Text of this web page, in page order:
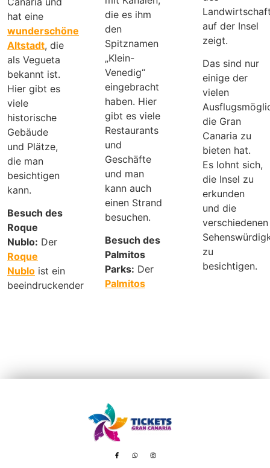
hat eine
wunderschöne
Altstadt, die
als Vegueta
bekannt ist.
Hier gibt es
viele
historische
Gebäude
und Plätze,
die man
besichtigen
kann.
Besuch des
Roque
Nublo: Der
Roque
Nublo ist ein
beeindruckender
die es ihm
den
Spitznamen
„Klein-
Venedig“
eingebracht
haben. Hier
gibt es viele
Restaurants
und
Geschäfte
und man
kann auch
einen Strand
besuchen.
Besuch des
Palmitos
Parks: Der
Palmitos
auf der Insel
zeigt.
Das sind nur
einige der
vielen
die Gran
Canaria zu
bieten hat.
Es lohnt sich,
die Insel zu
erkunden
und die
verschiedenen
zu
besichtigen.